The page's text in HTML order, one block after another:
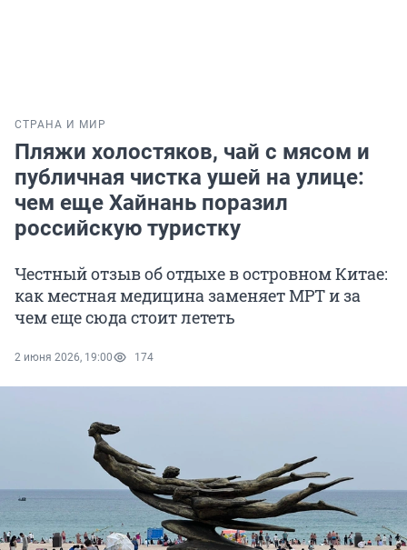
СТРАНА И МИР
Пляжи холостяков, чай с мясом и
публичная чистка ушей на улице:
чем еще Хайнань поразил
российскую туристку
Честный отзыв об отдыхе в островном Китае:
как местная медицина заменяет МРТ и за
чем еще сюда стоит лететь
2 июня 2026, 19:00 174